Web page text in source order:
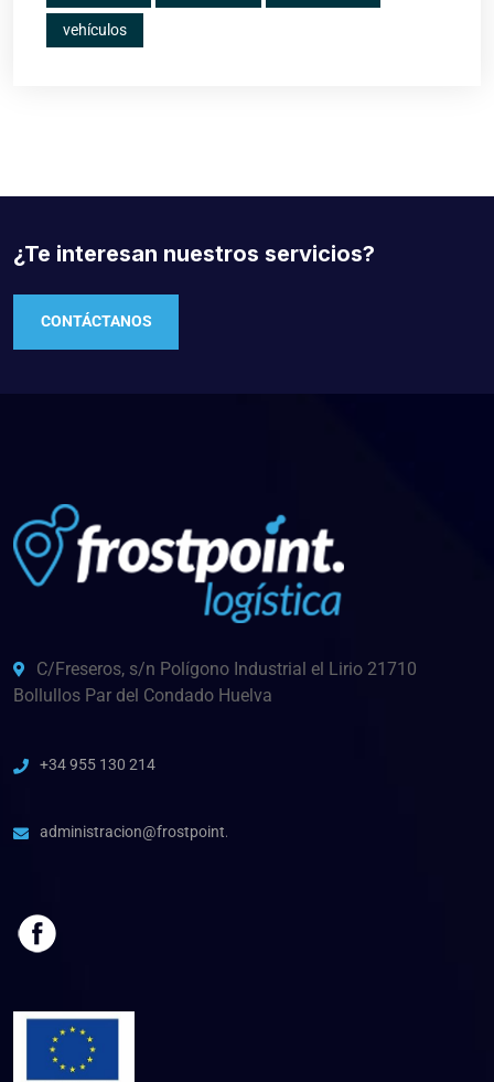
vehículos
¿Te interesan nuestros servicios?
CONTÁCTANOS
C/Freseros, s/n Polígono Industrial el Lirio 21710
Bollullos Par del Condado Huelva
+34 955 130 214
administracion@frostpoint.es